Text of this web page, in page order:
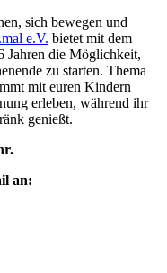
sich bewegen und
e.V. bietet mit dem
Jahren die Möglichkeit,
zu starten. Thema
mit euren Kindern
erleben, während ihr
genießt.
an: